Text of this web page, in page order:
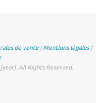
de vente|Mentions légales|
All Rights Reserved.